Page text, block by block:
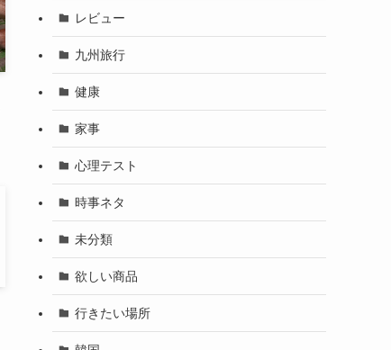
レビュー
九州旅行
健康
家事
心理テスト
時事ネタ
未分類
欲しい商品
行きたい場所